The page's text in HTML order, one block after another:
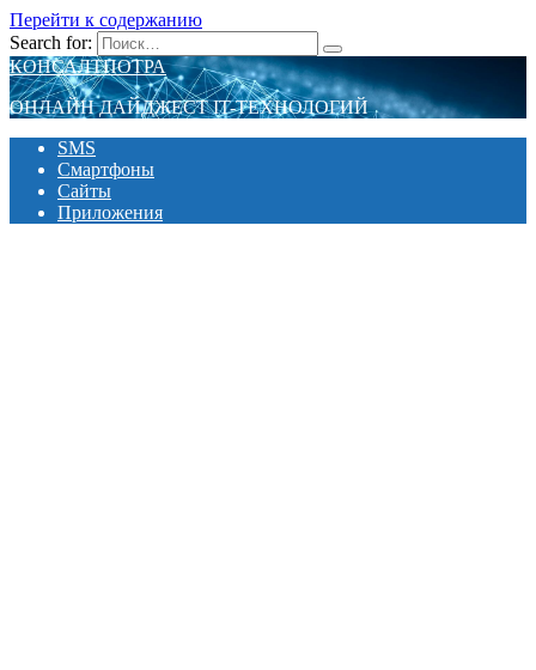
Перейти к содержанию
Search for:
КОНСАЛТПОТРА
ОНЛАЙН ДАЙДЖЕСТ IT-ТЕХНОЛОГИЙ
SMS
Смартфоны
Сайты
Приложения